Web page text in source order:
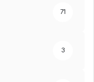
71
3